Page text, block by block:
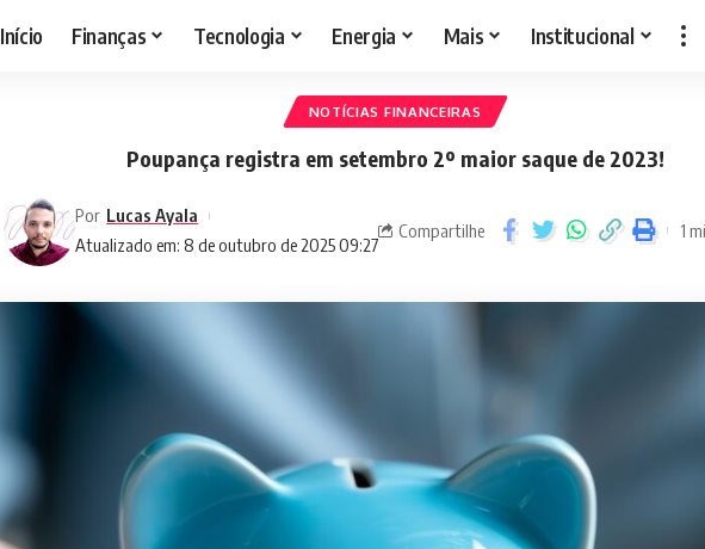
Início Finanças Tecnologia Energia Mais Institucional
NOTÍCIAS FINANCEIRAS
Poupança registra em setembro 2º maior saque de 2023!
Atualizado em: 8 de outubro de 2025 09:27
Por Lucas Ayala
Compartilhe 1